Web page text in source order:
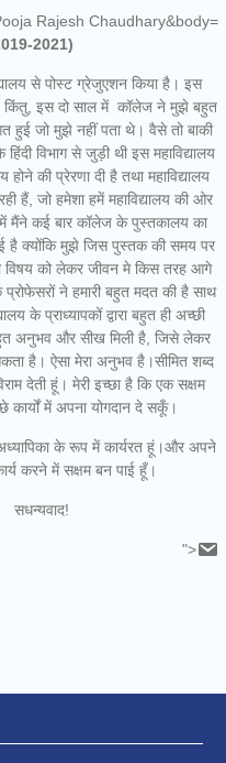
Rajesh Chaudhary&body=
2021)
से पोस्ट ग्रेजुएशन किया है। इस
किंतु, इस दो साल में कॉलेज ने मुझे बहुत
हुई जो मुझे नहीं पता थे। वैसे तो बाकी
विभाग से जुड़ी थी इस महाविद्यालय
की प्रेरणा दी है तथा महाविद्यालय
हैं, जो हमेशा हमें महाविद्यालय की ओर
मैंने कई बार कॉलेज के पुस्तकालय का
है क्योंकि मुझे जिस पुस्तक की समय पर
विषय को लेकर जीवन मे किस तरह आगे
प्रोफेसरों ने हमारी बहुत मदत की है साथ
के प्राध्यापकों द्वारा बहुत ही अच्छी
अनुभव और सीख मिली है, जिसे लेकर
है। ऐसा मेरा अनुभव है।सीमित शब्द
देती हूं। मेरी इच्छा है कि एक सक्षम
कार्यों में अपना योगदान दे सकूँ।
के रूप में कार्यरत हूं।और अपने
करने में सक्षम बन पाई हूँ।
">